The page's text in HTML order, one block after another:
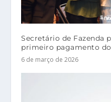
Secretário de Fazenda
primeiro pagamento
6 de março de 2026